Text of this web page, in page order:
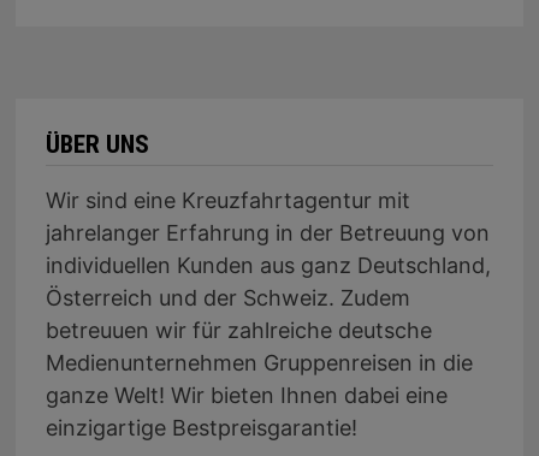
ÜBER UNS
Wir sind eine Kreuzfahrtagentur mit
jahrelanger Erfahrung in der Betreuung von
individuellen Kunden aus ganz Deutschland,
Österreich und der Schweiz. Zudem
betreuuen wir für zahlreiche deutsche
Medienunternehmen Gruppenreisen in die
ganze Welt! Wir bieten Ihnen dabei eine
einzigartige Bestpreisgarantie!